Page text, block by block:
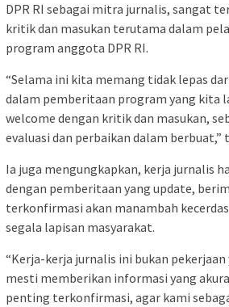
DPR RI sebagai mitra jurnalis, sangat
kritik dan masukan terutama dalam
program anggota DPR RI.
“Selama ini kita memang tidak lepas
dalam pemberitaan program yang kita
welcome dengan kritik dan masukan,
evaluasi dan perbaikan dalam berbuat,”
Ia juga mengungkapkan, kerja jurnalis
dengan pemberitaan yang update,
terkonfirmasi akan manambah
segala lapisan masyarakat.
“Kerja-kerja jurnalis ini bukan
mesti memberikan informasi yang
penting terkonfirmasi, agar kami